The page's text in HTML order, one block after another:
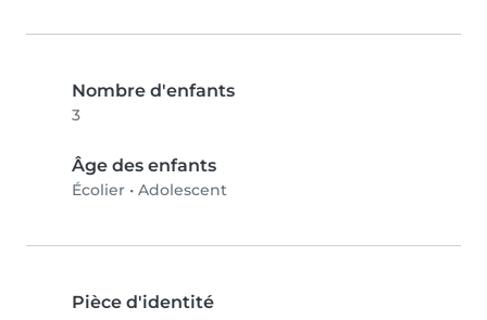
Nombre d'enfants
3
Âge des enfants
Écolier • Adolescent
Pièce d'identité